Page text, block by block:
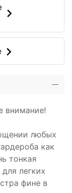
внимание!
любых
как
тонкая
легких
фине в